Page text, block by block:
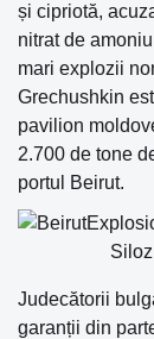
și cipriotă,
nitrat de
mari explozii
Grechushkin
pavilion
2.700 de tone
portul Beirut.
Judecătorii
garanții din